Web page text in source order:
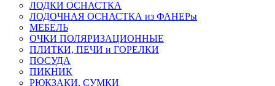
ЛОДКИ ОСНАСТКА
ЛОДОЧНАЯ ОСНАСТКА из ФАНЕРы
МЕБЕЛЬ
ОЧКИ ПОЛЯРИЗАЦИОННЫЕ
ПЛИТКИ, ПЕЧИ и ГОРЕЛКИ
ПОСУДА
ПИКНИК
РЮКЗАКИ, СУМКИ